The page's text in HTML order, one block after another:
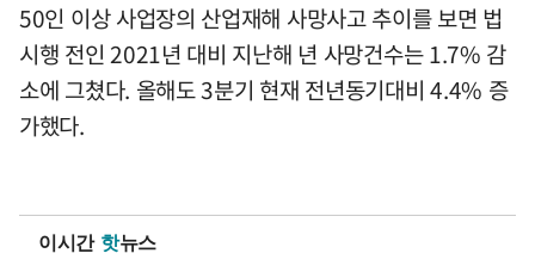
50인 이상 사업장의 산업재해 사망사고 추이를 보면 법
시행 전인 2021년 대비 지난해 년 사망건수는 1.7% 감
소에 그쳤다. 올해도 3분기 현재 전년동기대비 4.4% 증
가했다.
이시간 핫뉴스